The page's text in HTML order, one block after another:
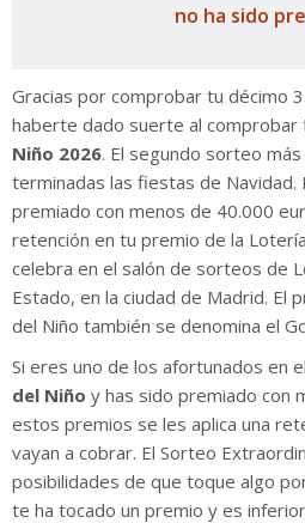
no ha sido
Gracias por comprobar tu décimo
haberte dado suerte al comprobar
Niño 2026. El segundo sorteo
terminadas las fiestas de Navidad.
premiado con menos de 40.000
retención en tu premio de la
celebra en el salón de sorteos de
Estado, en la ciudad de Madrid. El
del Niño también se denomina el
Si eres uno de los afortunados en el
del Niño y has sido premiado con
estos premios se les aplica una
vayan a cobrar. El Sorteo
posibilidades de que toque algo
te ha tocado un premio y es